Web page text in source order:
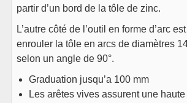
partir d’un bord de la tôle de zinc.
L’autre côté de l’outil en forme d’arc
enrouler la tôle en arcs de diamètres
selon un angle de 90°.
Graduation jusqu’a 100 mm
Les arêtes vives assurent une